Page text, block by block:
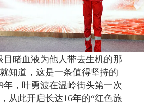
目睹血液为他人带去生机的那
知道，这是一条值得坚持的
年，叶勇波在温岭街头第一次
从此开启长达16年的“红色旅